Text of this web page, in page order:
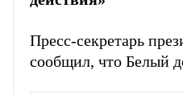
Пресс-секретарь
сообщил, что Белый